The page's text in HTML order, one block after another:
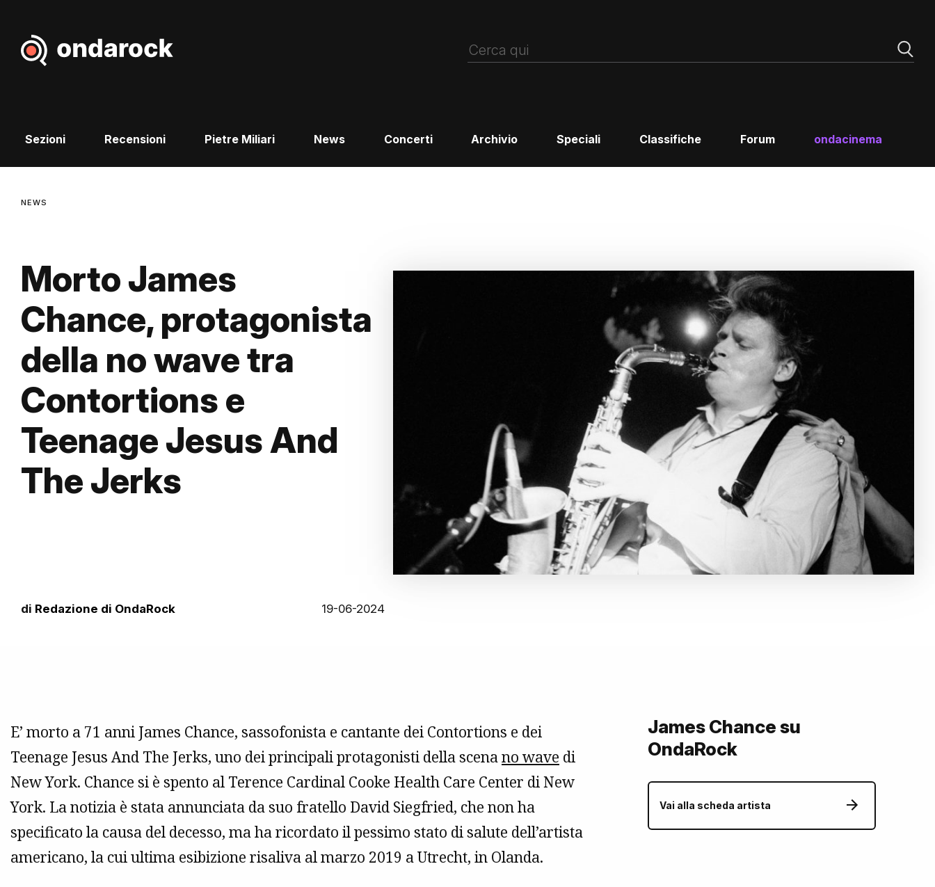
Sezioni Recensioni Pietre Miliari News Concerti Archivio Speciali Classifiche Forum ondacinema
NEWS
Morto James
Chance, protagonista
della no wave tra
Contortions e
Teenage Jesus And
The Jerks
di Redazione di OndaRock 19-06-2024
E’ morto a 71 anni James Chance, sassofonista e cantante dei Contortions e dei
Teenage Jesus And The Jerks, uno dei principali protagonisti della scenano wave di
New York. Chance si è spento al Terence Cardinal Cooke Health Care Center di New
York. La notizia è stata annunciata da suo fratello David Siegfried, che non ha
specificato la causa del decesso, ma ha ricordato il pessimo stato di salute dell’artista
americano, la cui ultima esibizione risaliva al marzo 2019 a Utrecht, in Olanda.
James Chance su
OndaRock
Vai alla scheda artista